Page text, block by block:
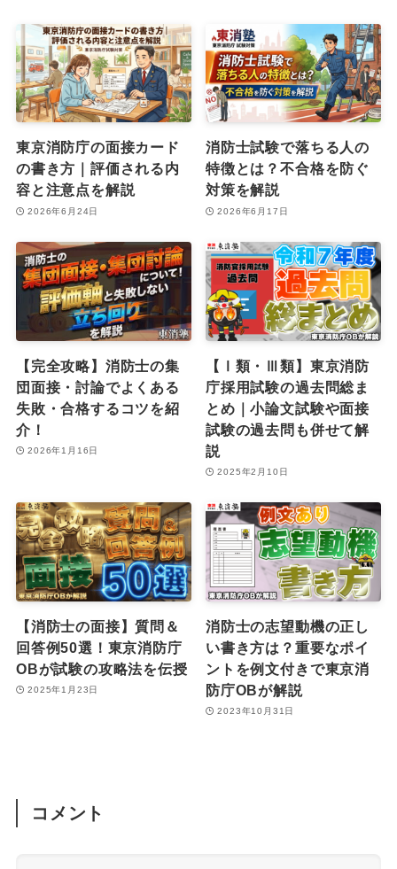
東京消防庁の面接カード
の書き方｜評価される内
容と注意点を解説
2026年6月24日
消防士試験で落ちる人の
特徴とは？不合格を防ぐ
対策を解説
2026年6月17日
【完全攻略】消防士の集
団面接・討論でよくある
失敗・合格するコツを紹
介！
2026年1月16日
【Ⅰ類・Ⅲ類】東京消防
庁採用試験の過去問総ま
とめ｜小論文試験や面接
試験の過去問も併せて解
説
2025年2月10日
【消防士の面接】質問＆
回答例50選！東京消防庁
OBが試験の攻略法を伝授
2025年1月23日
消防士の志望動機の正し
い書き方は？重要なポイ
ントを例文付きで東京消
防庁OBが解説
2023年10月31日
コメント